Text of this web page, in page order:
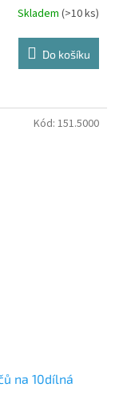
Skladem (>10 ks)
Do košíku
na 10dílná
Kód: 151.5000